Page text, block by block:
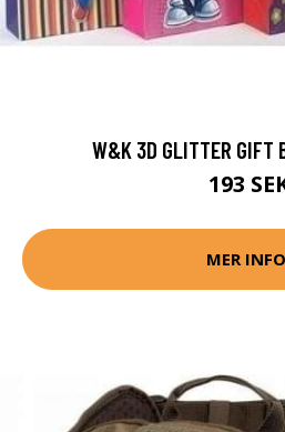
W&K 3D GLITTER GIFT
193
MER